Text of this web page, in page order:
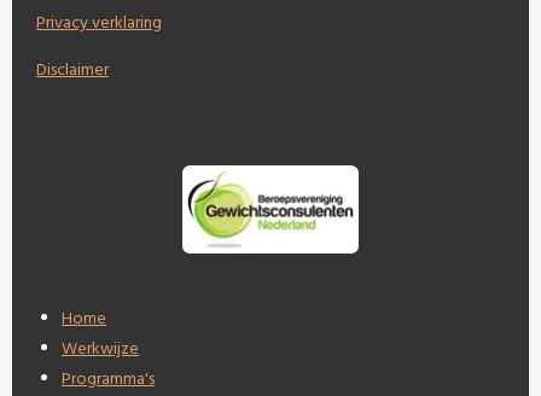
Privacy verklaring
Disclaimer
Home
Werkwijze
Programma's